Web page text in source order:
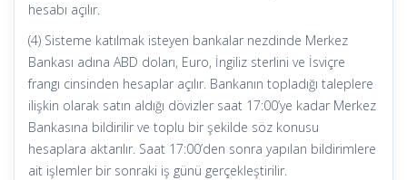
hesabı açılır.
(4) Sisteme katılmak isteyen bankalar nezdinde Merkez
Bankası adına ABD doları, Euro, İngiliz sterlini ve İsviçre
frangı cinsinden hesaplar açılır. Bankanın topladığı taleplere
ilişkin olarak satın aldığı dövizler saat 17:00’ye kadar Merkez
Bankasına bildirilir ve toplu bir şekilde söz konusu
hesaplara aktarılır. Saat 17:00’den sonra yapılan bildirimlere
ait işlemler bir sonraki iş günü gerçekleştirilir.